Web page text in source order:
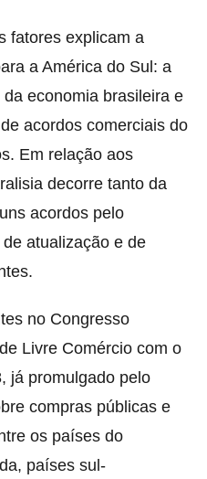
fatores explicam a
a América do Sul: a
economia brasileira e
acordos comerciais do
Em relação aos
decorre tanto da
acordos pelo
atualização e de
no Congresso
Livre Comércio com o
já promulgado pelo
compras públicas e
os países do
países sul-